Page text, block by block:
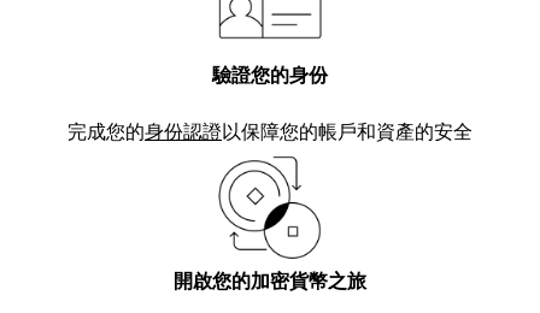
驗證您的身份
完成您的身份認證以保障您的帳戶和資產的安全
開啟您的加密貨幣之旅